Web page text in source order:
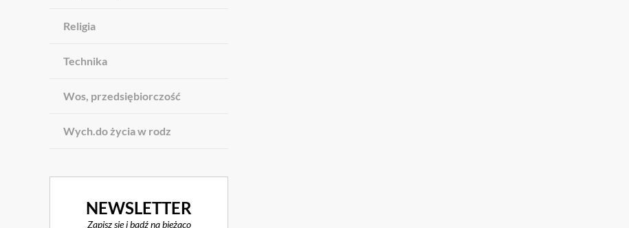
Religia
Technika
Wos, przedsiębiorczość
Wych.do życia w rodz
NEWSLETTER
Zapisz się i bądź na bieżąco